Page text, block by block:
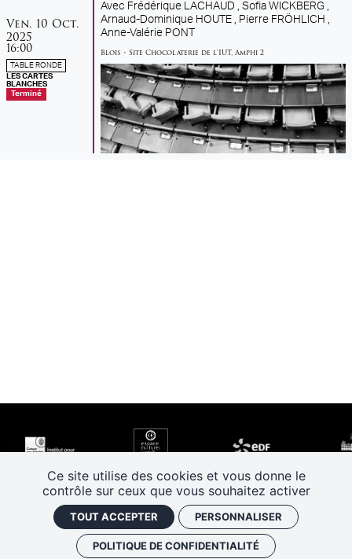
Ce site utilise des cookies et vous donne le
contrôle sur ceux que vous souhaitez activer
TOUT ACCEPTER PERSONNALISER
POLITIQUE DE CONFIDENTIALITÉ
vendredi
Ven. 10 octobre
Oct.
2025
16:00
TABLE RONDE
LES CARTES
BLANCHES
Terminé
Avec Frédérique LACHAUD , Sofia WICKBERG ,
Arnaud-Dominique HOUTE , Pierre FRÖHLICH ,
Anne-Valérie PONT
Blois • Site Chocolaterie de l'IUT, Amphi 2